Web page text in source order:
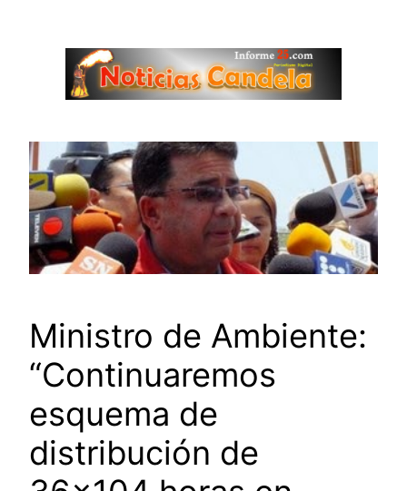
contenido
Ministro de Ambiente:
“Continuaremos
esquema de
distribución de